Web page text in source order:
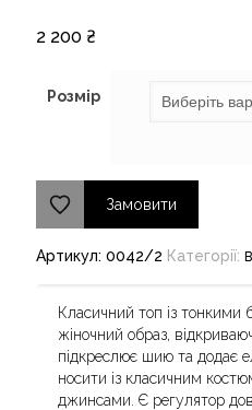
2 200 ₴
Розмір
Замовити
Артикул: 0042/2 Категорії:
Класичний топ із тонкими
жіночний образ,
підкреслює шию та додає
носити із класичним
джинсами. Є регулятор